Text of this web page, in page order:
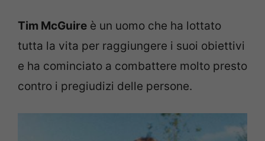
Tim McGuire è un uomo che ha lottato
tutta la vita per raggiungere i suoi obiettivi
e ha cominciato a combattere molto presto
contro i pregiudizi delle persone.